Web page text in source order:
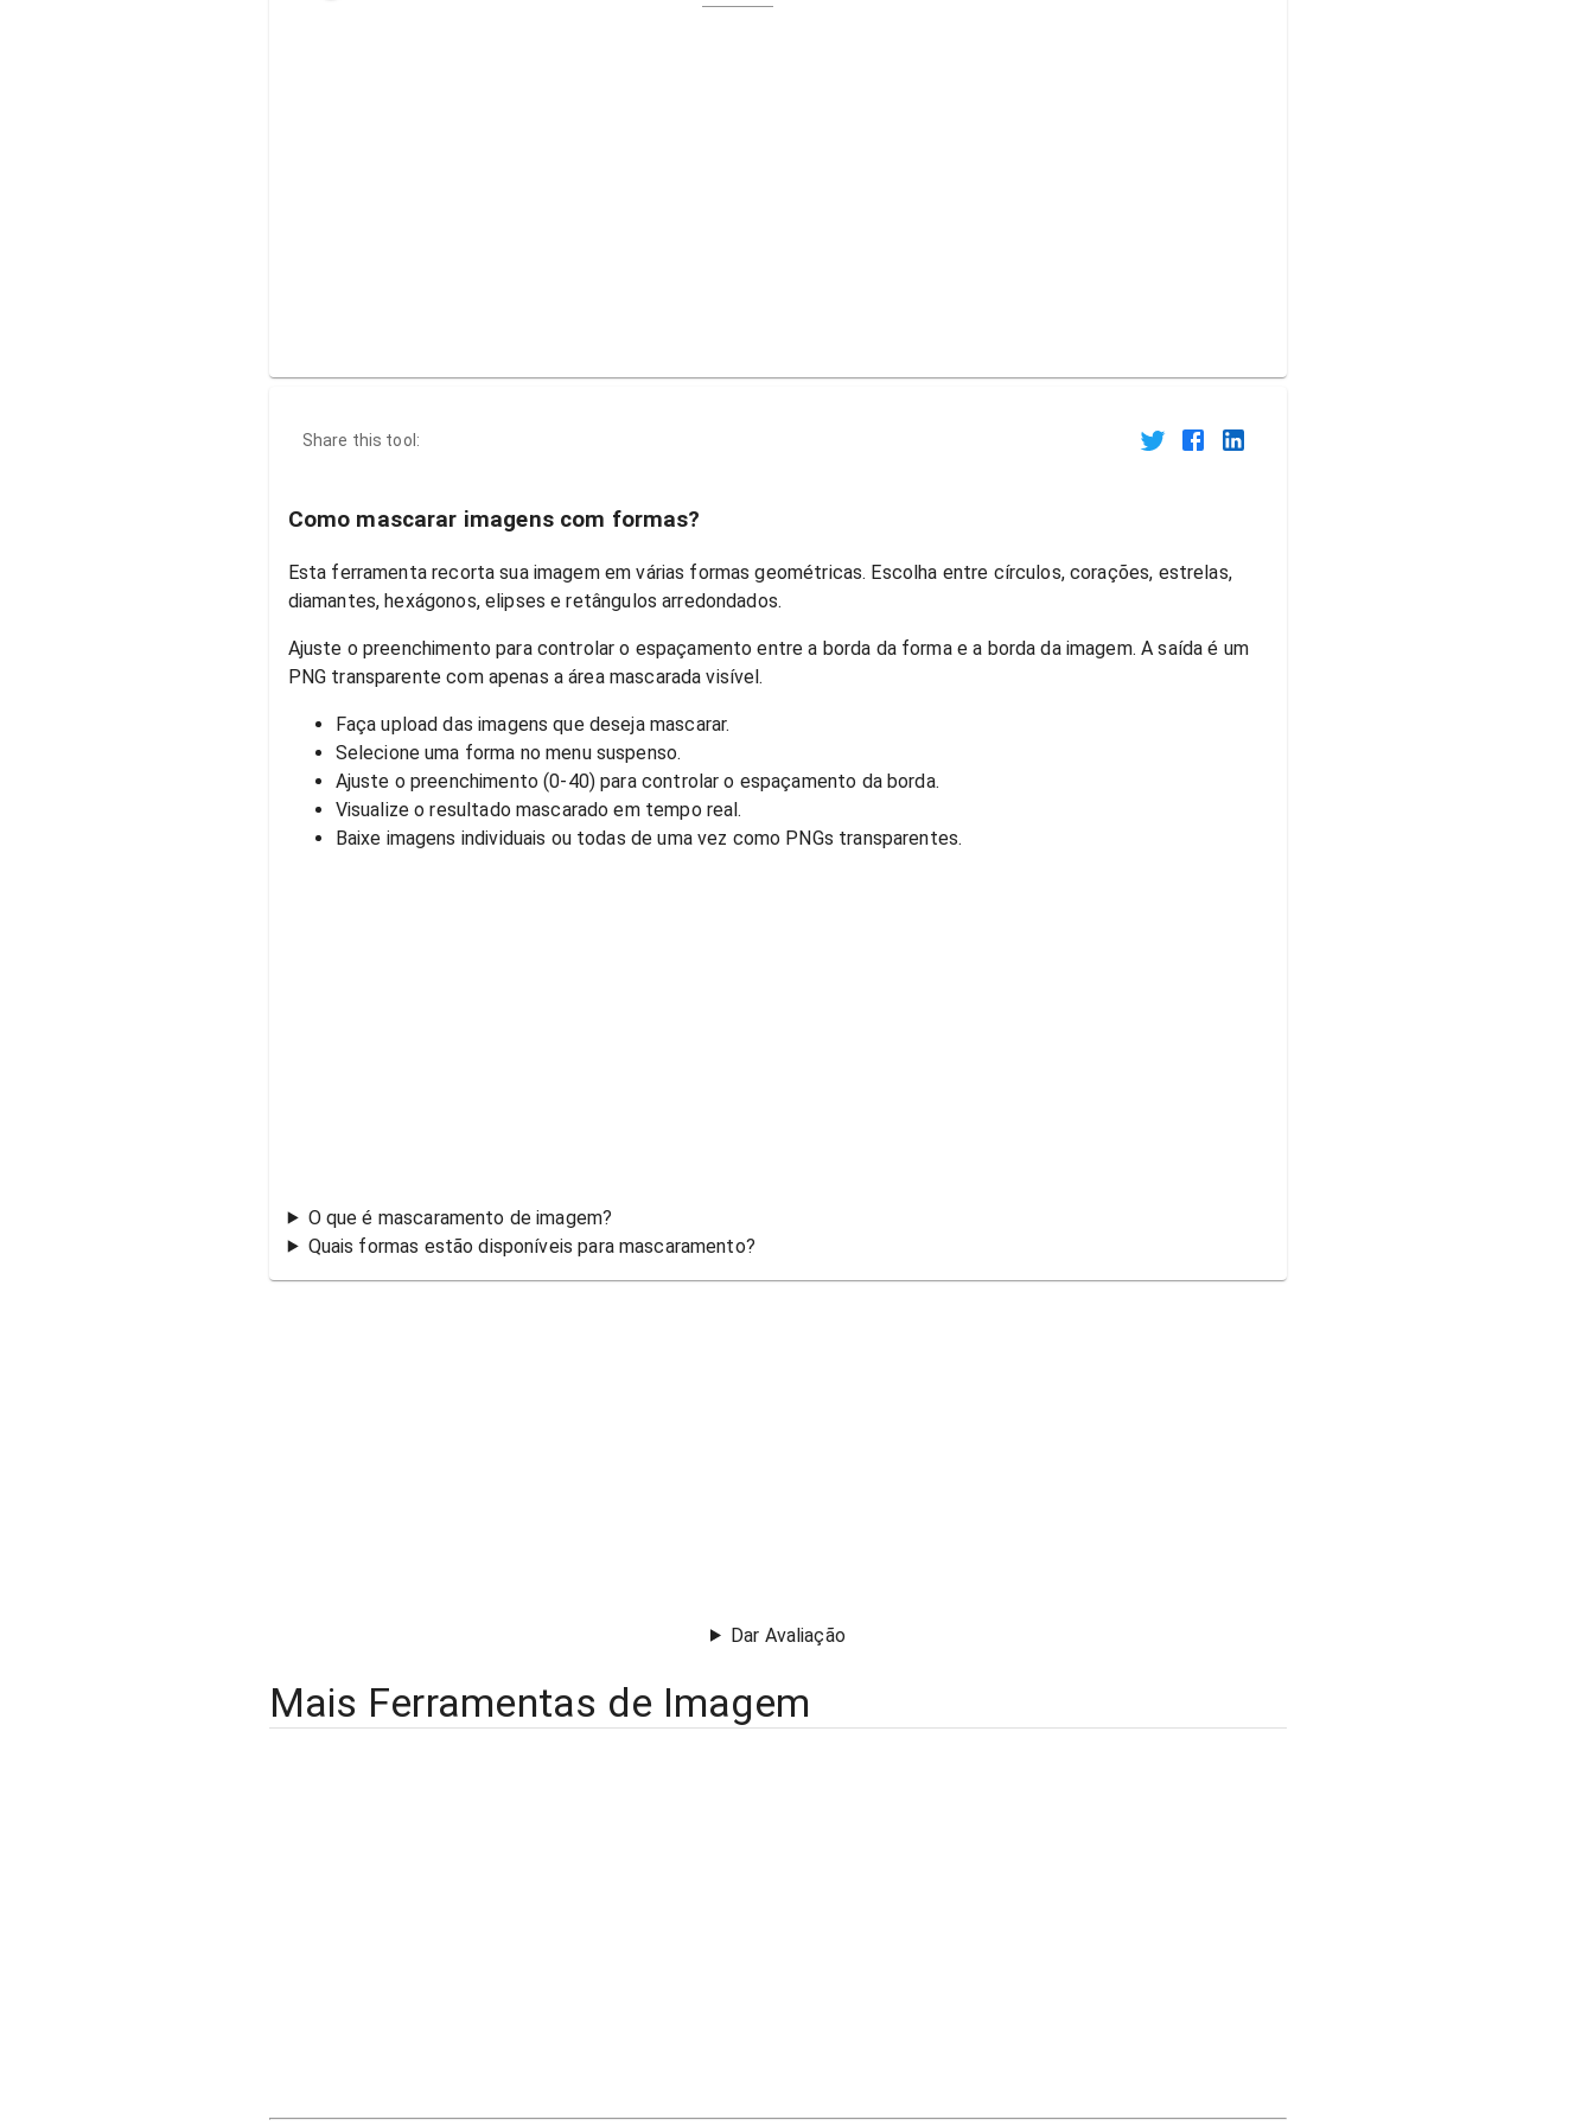
Share this tool:
Como mascarar imagens com formas?
Esta ferramenta recorta sua imagem em várias formas geométricas. Escolha entre círculos, corações, estrelas,
diamantes, hexágonos, elipses e retângulos arredondados.
Ajuste o preenchimento para controlar o espaçamento entre a borda da forma e a borda da imagem. A saída é um
PNG transparente com apenas a área mascarada visível.
Faça upload das imagens que deseja mascarar.
Selecione uma forma no menu suspenso.
Ajuste o preenchimento (0-40) para controlar o espaçamento da borda.
Visualize o resultado mascarado em tempo real.
Baixe imagens individuais ou todas de uma vez como PNGs transparentes.
O que é mascaramento de imagem?
Quais formas estão disponíveis para mascaramento?
Dar Avaliação
Mais Ferramentas de Imagem